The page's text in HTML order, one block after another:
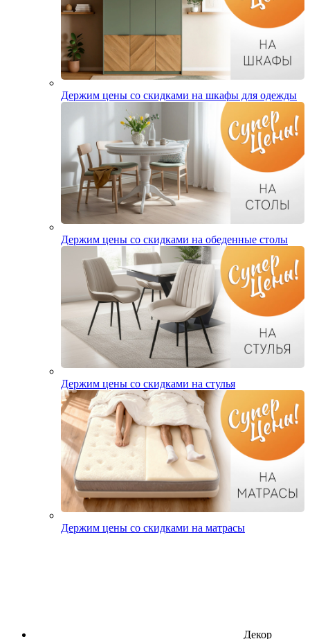
Держим цены со скидками на шкафы для одежды
Держим цены со скидками на обеденные столы
Держим цены со скидками на стулья
Держим цены со скидками на матрасы
Декор